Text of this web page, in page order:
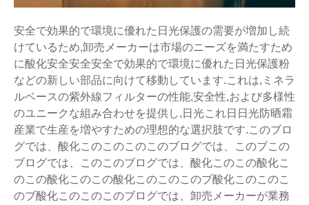
安全で効果的で環境に優れた日光保護の需要が増加し続
けているため,卸売メーカーは市場のニーズを満たすため
に酸化安全安全安全で効果的で環境に優れた日光保護粉
などの新しい部品に向けて移動しています.これは,ミネラ
ルベースの紫外線フィルターの性能,安全性,および多様性
のユニークな組み合わせを提供し,日光これ日日光防晒霜
産業で生産を増やすための理想的な選択肢です.このブロ
グでは、酸化このこのこのこのブログでは、このブこの
ブログでは、このこのブログでは、酸化このこの酸化こ
のこの酸化このこの酸化このこのこのブ酸化このこのこ
のブ酸化このこのこのブログでは、卸売メーカーが業務